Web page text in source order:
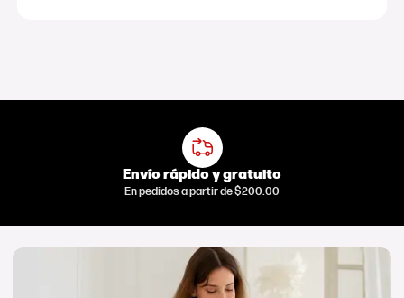
Envío rápido y gratuito
En pedidos a partir de $200.00